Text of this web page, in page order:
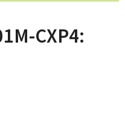
CXP4: